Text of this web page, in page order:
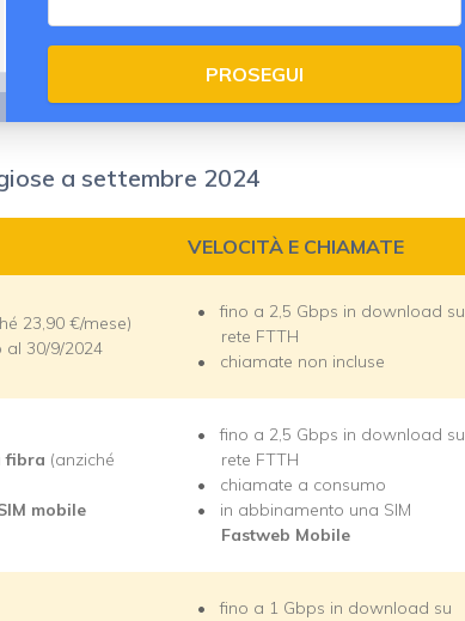
PROSEGUI
a settembre 2024
VELOCITÀ E CHIAMATE
23,90 €/mese)
al 30/9/2024
fino a 2,5 Gbps in download su
rete FTTH
chiamate non incluse
fibra (anziché
mobile
fino a 2,5 Gbps in download su
rete FTTH
chiamate a consumo
in abbinamento una SIM
Fastweb Mobile
fino a 1 Gbps in download su